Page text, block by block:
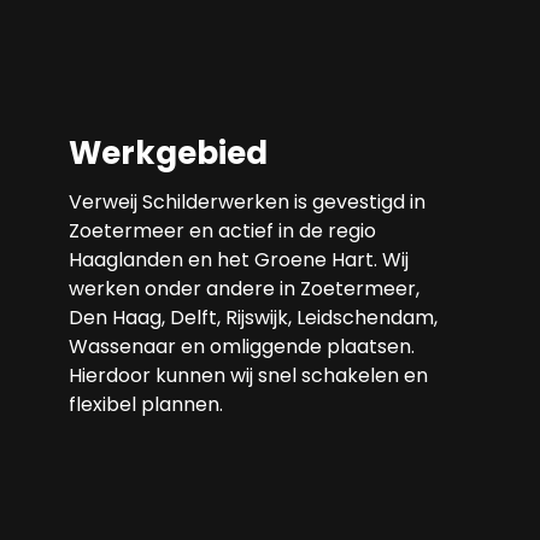
Werkgebied
Verweij Schilderwerken is gevestigd in
Zoetermeer en actief in de regio
Haaglanden en het Groene Hart. Wij
werken onder andere in Zoetermeer,
Den Haag, Delft, Rijswijk, Leidschendam,
Wassenaar en omliggende plaatsen.
Hierdoor kunnen wij snel schakelen en
flexibel plannen.